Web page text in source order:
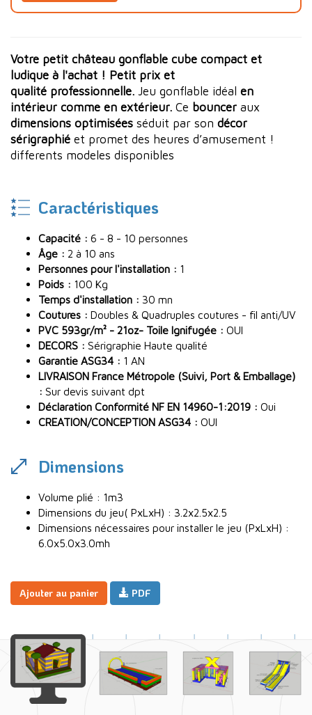
Votre petit château gonflable cube compact et
ludique à l'achat ! Petit prix et
qualité professionnelle. Jeu gonflable idéal en
intérieur comme en extérieur. Ce bouncer aux
dimensions optimisées séduit par son décor
sérigraphié et promet des heures d’amusement !
differents modeles disponibles
Caractéristiques
Capacité : 6 - 8 - 10 personnes
Âge : 2 à 10 ans
Personnes pour l'installation : 1
Poids : 100 Kg
Temps d'installation : 30 mn
Coutures : Doubles & Quadruples coutures - fil anti/UV
PVC 593gr/m² - 21oz- Toile Ignifugée : OUI
DECORS : Sérigraphie Haute qualité
Garantie ASG34 : 1 AN
LIVRAISON France Métropole (Suivi, Port & Emballage)
: Sur devis suivant dpt
Déclaration Conformité NF EN 14960-1:2019 : Oui
CREATION/CONCEPTION ASG34 : OUI
Dimensions
Volume plié : 1m3
Dimensions du jeu( PxLxH) : 3.2x2.5x2.5
Dimensions nécessaires pour installer le jeu (PxLxH) :
6.0x5.0x3.0mh
Ajouter au panier PDF